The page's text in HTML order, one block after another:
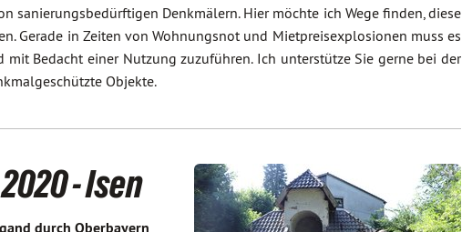
sanierungsbedürftigen Denkmälern. Hier möchte ich Wege finden, diese
Gerade in Zeiten von Wohnungsnot und Mietpreisexplosionen muss es
Bedacht einer Nutzung zuzuführen. Ich unterstütze Sie gerne bei der
Objekte.
- Isen
durch Oberbayern